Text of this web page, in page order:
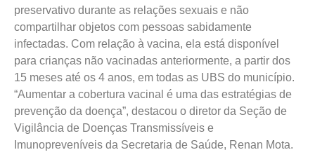
preservativo durante as relações sexuais e não
compartilhar objetos com pessoas sabidamente
infectadas. Com relação à vacina, ela está disponível
para crianças não vacinadas anteriormente, a partir dos
15 meses até os 4 anos, em todas as UBS do município.
“Aumentar a cobertura vacinal é uma das estratégias de
prevenção da doença”, destacou o diretor da Seção de
Vigilância de Doenças Transmissíveis e
Imunopreveníveis da Secretaria de Saúde, Renan Mota.